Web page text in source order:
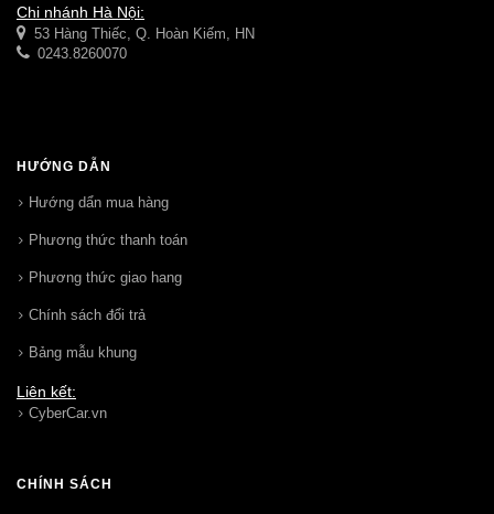
Chi nhánh Hà Nội:
53 Hàng Thiếc, Q. Hoàn Kiếm, HN
0243.8260070
HƯỚNG DẪN
Hướng dẩn mua hàng
Phương thức thanh toán
Phương thức giao hang
Chính sách đổi trả
Bảng mẫu khung
Liên kết:
CyberCar.vn
CHÍNH SÁCH